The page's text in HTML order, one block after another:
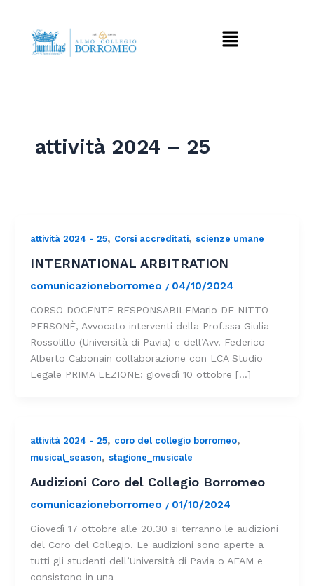
contenuto
Menu
attività 2024 – 25
attività 2024 - 25, Corsi accreditati, scienze umane
INTERNATIONAL ARBITRATION
comunicazioneborromeo / 04/10/2024
CORSO DOCENTE RESPONSABILEMario DE NITTO
PERSONÈ, Avvocato interventi della Prof.ssa Giulia
Rossolillo (Università di Pavia) e dell’Avv. Federico
Alberto Cabonain collaborazione con LCA Studio
Legale PRIMA LEZIONE: giovedì 10 ottobre […]
attività 2024 - 25, coro del collegio borromeo,
musical_season, stagione_musicale
Audizioni Coro del Collegio Borromeo
comunicazioneborromeo / 01/10/2024
Giovedì 17 ottobre alle 20.30 si terranno le audizioni
del Coro del Collegio. Le audizioni sono aperte a
tutti gli studenti dell’Università di Pavia o AFAM e
consistono in una